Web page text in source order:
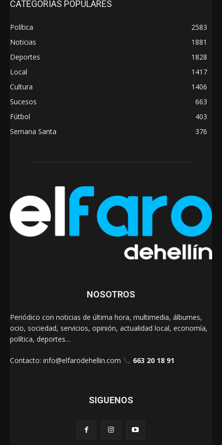
CATEGORÍAS POPULARES
Política
2583
Noticias
1881
Deportes
1828
Local
1417
Cultura
1406
Sucesos
663
Fútbol
403
Semana Santa
376
NOSOTROS
Periódico con noticias de última hora, multimedia, álbumes,
ocio, sociedad, servicios, opinión, actualidad local, economía,
política, deportes…
Contacto: info@elfarodehellin.com 663 20 18 91
SIGUENOS